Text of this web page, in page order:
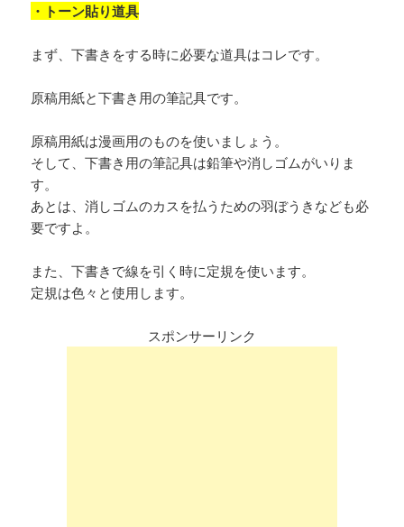
・トーン貼り道具
まず、下書きをする時に必要な道具はコレです。
原稿用紙と下書き用の筆記具です。
原稿用紙は漫画用のものを使いましょう。
そして、下書き用の筆記具は鉛筆や消しゴムがいりま
す。
あとは、消しゴムのカスを払うための羽ぼうきなども必
要ですよ。
また、下書きで線を引く時に定規を使います。
定規は色々と使用します。
スポンサーリンク